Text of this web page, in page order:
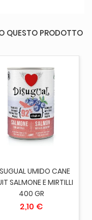
QUESTO PRODOTTO
UMIDO CANE
SALMONE E MIRTILLI
400 GR
2,10 €